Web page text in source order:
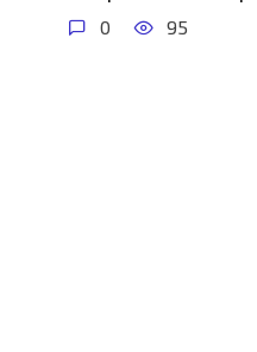
0 95